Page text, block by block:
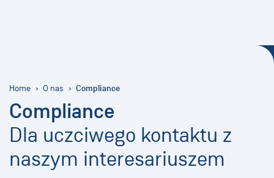
Home O nas Compliance
Compliance
Dla uczciwego kontaktu z
naszym interesariuszem